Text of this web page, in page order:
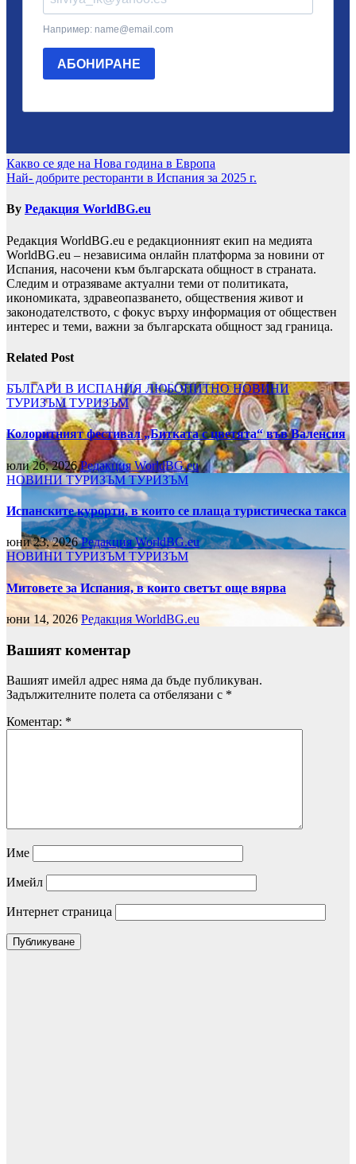
Навигация
Какво се яде на Нова година в Европа
Най- добрите ресторанти в Испания за 2025 г.
By Редакция WorldBG.eu
Редакция WorldBG.eu е редакционният екип на медията
WorldBG.eu – независима онлайн платформа за новини от
Испания, насочени към българската общност в страната.
Следим и отразяваме актуални теми от политиката,
икономиката, здравеопазването, обществения живот и
законодателството, с фокус върху информация от обществен
интерес и теми, важни за българската общност зад граница.
Related Post
БЪЛГАРИ В ИСПАНИЯ ЛЮБОПИТНОНОВИНИ
ТУРИЗЪМТУРИЗЪМ
Колоритният фестивал „Битката с цветята“ във Валенсия
юли 26, 2026Редакция WorldBG.eu
НОВИНИТУРИЗЪМТУРИЗЪМ
Испанските курорти, в които се плаща туристическа такса
юни 23, 2026Редакция WorldBG.eu
НОВИНИ ТУРИЗЪМТУРИЗЪМ
Митовете за Испания, в които светът още вярва
юни 14, 2026Редакция WorldBG.eu
Вашият коментар
Вашият имейл адрес няма да бъде публикуван.
Задължителните полета са отбелязани с *
Коментар: *
Име
Имейл
Интернет страница